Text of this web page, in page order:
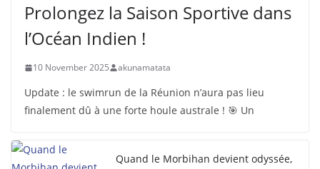
Prolongez la Saison Sportive dans
l’Océan Indien !
10 November 2025 akunamatata
Update : le swimrun de la Réunion n’aura pas lieu
finalement dû à une forte houle australe ! 🎯 Un
Quand le Morbihan devient odyssée,